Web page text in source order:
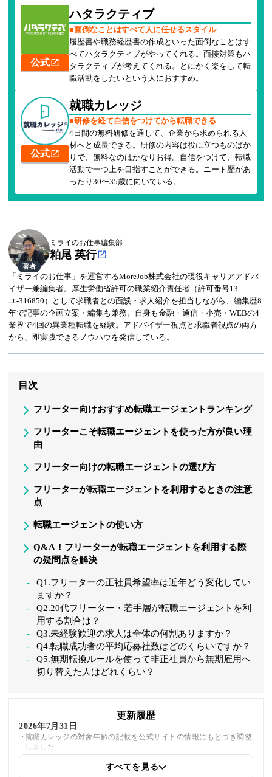
公式
ハタラクティブ
■面倒なことはすべて人に任せるスタイル
履歴書や職務経歴書の作成といった面倒なことはす
べてハタラクティブがやってくれる。面接対策もハ
タラクティブが考えてくれる。とにかく楽をして転
職活動をしたいという人におすすめ。
公式
就職カレッジ
■研修を経て自信をつけてから転職できる
4日間の無料研修を通して、企業から求められる人
材へと成長できる。研修の内容は役に立つものばか
りで、無料なのはかなりお得。自信をつけて、転職
活動で一つ上を目指すことができる。ニート歴があ
ったり30〜35歳に向いている。
著者
ミライのお仕事編集部
粕尾 英行
「ミライのお仕事」を運営するMoreJob株式会社の現役キャリアアドバ
イザー兼編集者。厚生労働省許可の職業紹介責任者（許可番号13-
ユ-316850）として求職者との面談・求人紹介を担当しながら、編集歴8
年で記事の企画立案・編集も兼務。自身も金融・通信・小売・WEBの4
業界で4回の異業種転職を経験。アドバイザー視点と求職者視点の両方
から、即実践できるノウハウを発信している。
目次
フリーター向けおすすめ転職エージェントランキング
フリーターこそ転職エージェントを使った方が良い理
由
フリーター向けの転職エージェントの選び方
フリーターが転職エージェントを利用するときの注意
点
転職エージェントの使い方
Q&A！フリーターが転職エージェントを利用する際
の疑問点を解決
Q1.フリーターの正社員希望率は近年どう変化してい
ますか？
Q2.20代フリーター・若手層が転職エージェントを利
用する割合は？
Q3.未経験歓迎の求人は全体の何割ありますか？
Q4.転職成功者の平均応募社数はどのくらいですか？
Q5.無期転換ルールを使って非正社員から無期雇用へ
切り替えた人はどれくらい？
更新履歴
2026年7月31日
就職カレッジの対象年齢の記載を公式サイトの情報にもとづき調整
しました
すべてを見る